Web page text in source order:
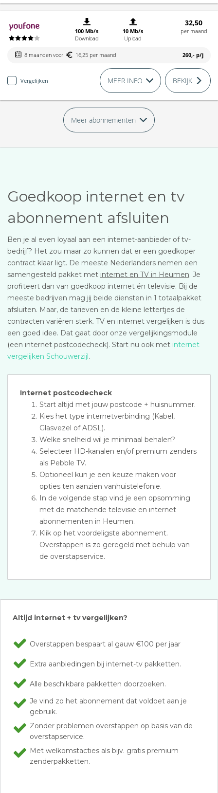
100 Mb/s
Download
10 Mb/s
Upload
32,50
per maand
8 maanden voor 16,25 per maand 260,- p/j
Vergelijken MEER INFO BEKIJK
Meer abonnementen
Goedkoop internet en tv
abonnement afsluiten
Ben je al even loyaal aan een internet-aanbieder of tv-
bedrijf? Het zou maar zo kunnen dat er een goedkoper
contract klaar ligt. De meeste Nederlanders nemen een
samengesteld pakket met internet en TV in Heumen. Je
profiteert dan van goedkoop internet én televisie. Bij de
meeste bedrijven mag jij beide diensten in 1 totaalpakket
afsluiten. Maar, de tarieven en de kleine lettertjes de
contracten variëren sterk. TV en internet vergelijken is dus
een goed idee. Dat gaat door onze vergelijkingsmodule
(een internet postcodecheck). Start nu ook met internet
vergelijken Schouwerzijl.
Internet postcodecheck
Start altijd met jouw postcode + huisnummer.
Kies het type internetverbinding (Kabel,
Glasvezel of ADSL).
Welke snelheid wil je minimaal behalen?
Selecteer HD-kanalen en/of premium zenders
als Pebble TV.
Optioneel kun je een keuze maken voor
opties ten aanzien vanhuistelefonie.
In de volgende stap vind je een opsomming
met de matchende televisie en internet
abonnementen in Heumen.
Klik op het voordeligste abonnement.
Overstappen is zo geregeld met behulp van
de overstapservice.
Altijd internet + tv vergelijken?
Overstappen bespaart al gauw €100 per jaar
Extra aanbiedingen bij internet-tv pakketten.
Alle beschikbare pakketten doorzoeken.
Je vind zo het abonnement dat voldoet aan je
gebruik.
Zonder problemen overstappen op basis van de
overstapservice.
Met welkomstacties als bijv. gratis premium
zenderpakketten.